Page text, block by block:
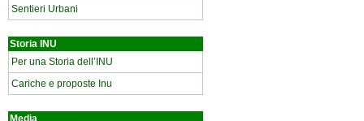
Sentieri Urbani
Storia INU
Per una Storia dell’INU
Cariche e proposte Inu
Media